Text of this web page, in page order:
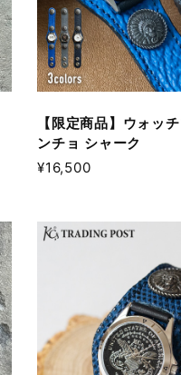
【限定商品】ウォッ
ンチョ シャーク
¥16,500